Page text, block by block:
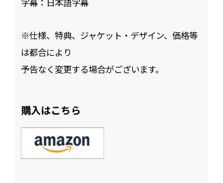
※仕様、特典、ジャケット・デザイン、価格等
は都合により
予告なく変更する場合がございます。
購入はこちら